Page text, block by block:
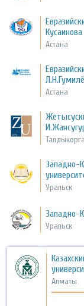
Кусаинова
Астана
Астана
Западно-
Уральск
Западно-
Уральск
Алматы